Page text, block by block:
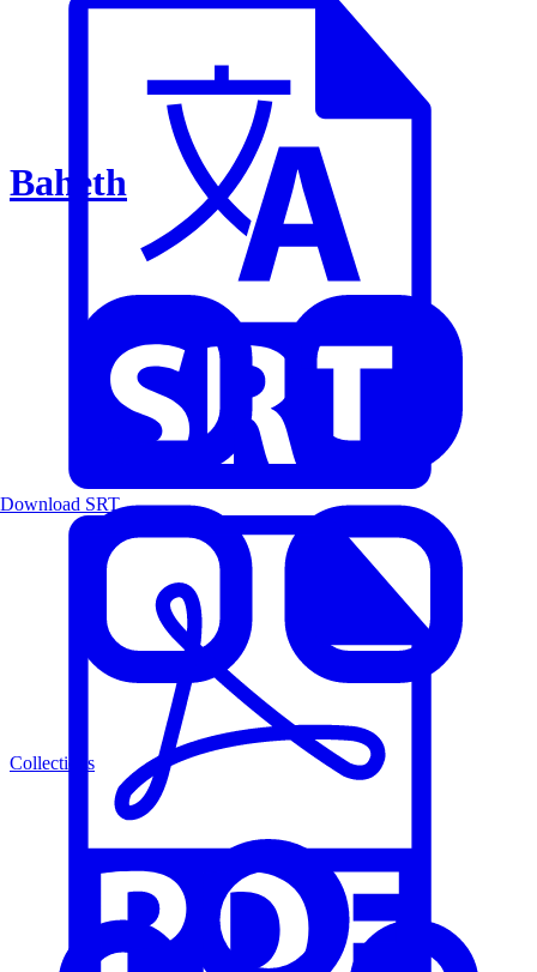
Baheth
Collections
Download SRT